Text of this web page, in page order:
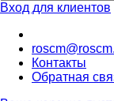
Вход для клиентов
Контакты
Обратная